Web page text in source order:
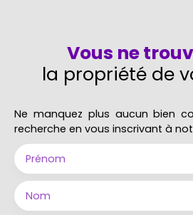
Vous ne
la propriété de
Ne manquez plus aucun bien
recherche en vous inscrivant à
Prénom
Nom